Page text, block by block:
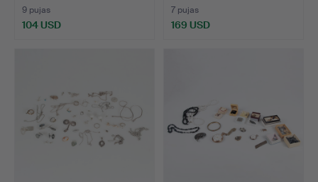
9 pujas
104 USD
7 pujas
169 USD